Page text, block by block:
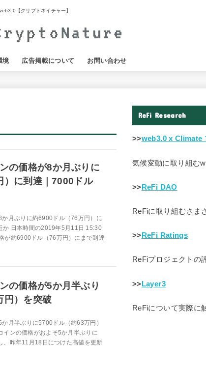
【クリプトネイチャー】
境 広告掲載について お問い合わせ
の価格が8か月ぶりに
）に到達｜7000ドル
か月ぶりに約6900ドル（76万円）に
か 日本時間の2019年5月11日 15:30
が約6900ドル（76万円）にまで到達
の価格が5か月半ぶり
円）を突破
か月半ぶりに5700ドル（約63万円）
インの価格がおよそ5か月半ぶりに
、昨年11月18日につけた高値を更新
ReFi Research
>>web3.0 x Climate
気候変動に取り組む
>> ReFi DAO
ReFiに取り組むさま
>> ReFi Ratings
ReFiプロジェクトの
>>Layer3
ReFiについて実際に